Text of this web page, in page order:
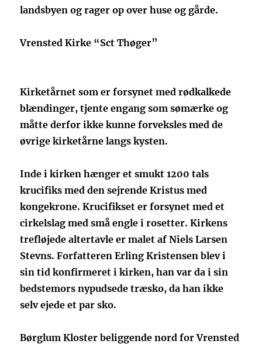
landsbyen og rager op over huse og gårde.
Vrensted Kirke “Sct Thøger”
Kirketårnet som er forsynet med rødkalkede
blændinger, tjente engang som sømærke og
måtte derfor ikke kunne forveksles med de
øvrige kirketårne langs kysten.
Inde i kirken hænger et smukt 1200 tals
krucifiks med den sejrende Kristus med
kongekrone. Krucifikset er forsynet med et
cirkelslag med små engle i rosetter. Kirkens
trefløjede altertavle er malet af Niels Larsen
Stevns. Forfatteren Erling Kristensen blev i
sin tid konfirmeret i kirken, han var da i sin
bedstemors nypudsede træsko, da han ikke
selv ejede et par sko.
Børglum Kloster beliggende nord for Vrensted